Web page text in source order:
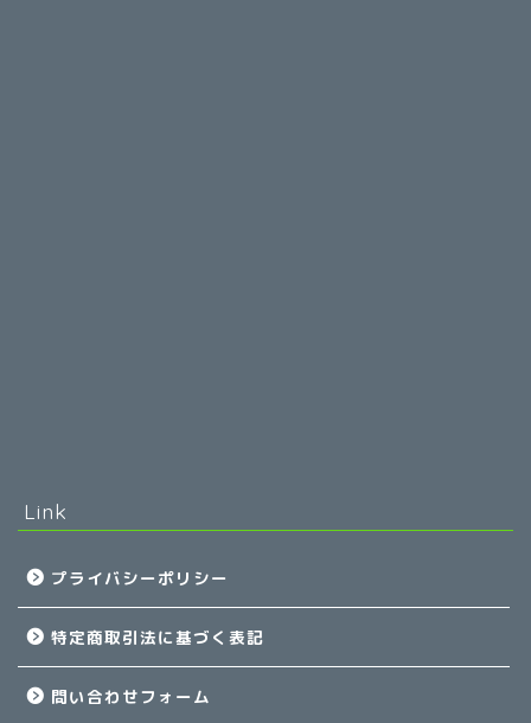
Link
プライバシーポリシー
特定商取引法に基づく表記
問い合わせフォーム